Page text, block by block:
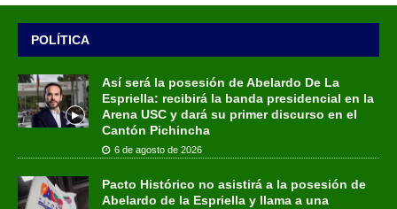
POLÍTICA
Así será la posesión de Abelardo De La
Espriella: recibirá la banda presidencial en la
Arena USC y dará su primer discurso en el
Cantón Pichincha
6 de agosto de 2026
Pacto Histórico no asistirá a la posesión de
Abelardo de la Espriella y llama a una